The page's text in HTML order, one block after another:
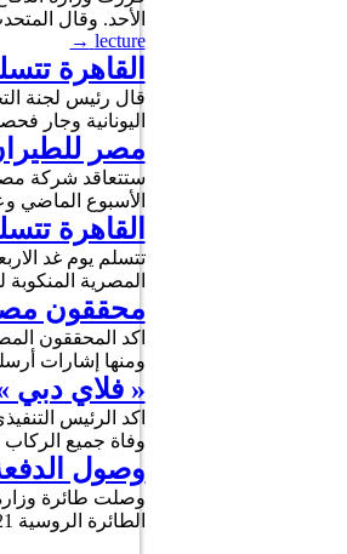
الأحد. وقال
lecture
→
القاهرة
قال رئيس لجنة
اليونانية وجار
مصر
ستتعاقد شركة
الأسبوع الماضي وعلى متنها 66 راكبا.وفق مااكده التلفزيون المصري وكانت
القاهرة
تتسلم يوم غد
المصرية
محققون
اكد المحققون
ومنها إشارات
« فلاي دبي
وفاة جميع الركاب الذين كانوا
وصول
وصلت طائرة
الطائرة الروسية A321. وكانت طائرة تابعة لوزارة الطوارئ الروسية قد نقلت يوم امس الاثنين، جثامين أكثر من …